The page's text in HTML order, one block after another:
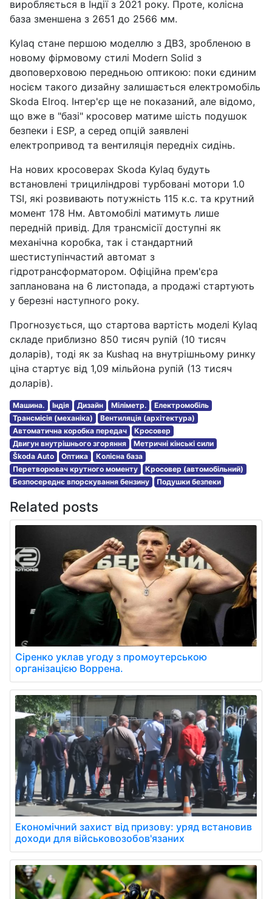
виробляється в Індії з 2021 року. Проте, колісна
база зменшена з 2651 до 2566 мм.
Kylaq стане першою моделлю з ДВЗ, зробленою в
новому фірмовому стилі Modern Solid з
двоповерховою передньою оптикою: поки єдиним
носієм такого дизайну залишається електромобіль
Skoda Elroq. Інтер'єр ще не показаний, але відомо,
що вже в "базі" кросовер матиме шість подушок
безпеки і ESP, а серед опцій заявлені
електропривод та вентиляція передніх сидінь.
На нових кросоверах Skoda Kylaq будуть
встановлені трициліндрові турбовані мотори 1.0
TSI, які розвивають потужність 115 к.с. та крутний
момент 178 Нм. Автомобілі матимуть лише
передній привід. Для трансмісії доступні як
механічна коробка, так і стандартний
шестиступінчастий автомат з
гідротрансформатором. Офіційна прем'єра
запланована на 6 листопада, а продажі стартують
у березні наступного року.
Прогнозується, що стартова вартість моделі Kylaq
складе приблизно 850 тисяч рупій (10 тисяч
доларів), тоді як за Kushaq на внутрішньому ринку
ціна стартує від 1,09 мільйона рупій (13 тисяч
доларів).
Машина. Індія Дизайн Міліметр.
Електромобіль
Трансмісія (механіка)
Вентиляція (архітектура)
Автоматична коробка передач
Кросовер
Двигун внутрішнього згоряння
Метричні кінські сили
Škoda Auto
Оптика
Колісна база
Перетворювач крутного моменту
Кросовер (автомобільний)
Безпосереднє впорскування бензину
Подушки безпеки
Related posts
Сіренко уклав угоду з промоутерською
організацією Воррена.
Економічний захист від призову: уряд встановив
доходи для військовозобов'язаних